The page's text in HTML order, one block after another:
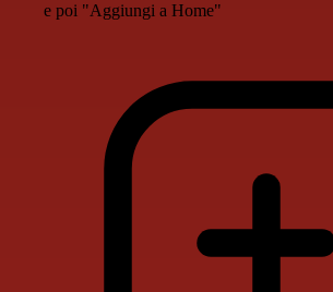
e poi "Aggiungi a Home"